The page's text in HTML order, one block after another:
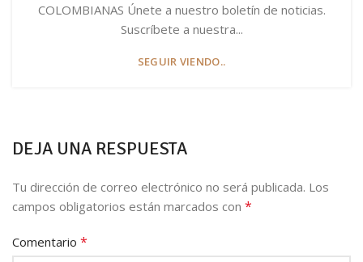
COLOMBIANAS Únete a nuestro boletín de noticias.
Suscríbete a nuestra...
SEGUIR VIENDO..
DEJA UNA RESPUESTA
Tu dirección de correo electrónico no será publicada. Los
campos obligatorios están marcados con *
Comentario *